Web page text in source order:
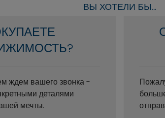
ВЫ ХОТЕЛИ БЫ...
ждем вашего звонка -
деталями
мечты.